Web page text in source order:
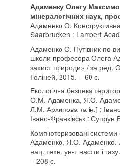
Адаменку Олегу
мінералогічних наук,
Адаменко О.
Saarbrucken : Lambert
Адаменко О. Путівник по
школи професора Олега
захист природи» / за ред.
Голіней, 2015. – 60 с.
Екологічна безпека
О.М. Адаменка, Я.О.
Л.М. Архипова та ін.] ;
Івано-Франківськ :
Комп’ютеризовані
Адаменко, Я.О. Адаменко.
нац. техн. ун-т нафти і
– 208 с.